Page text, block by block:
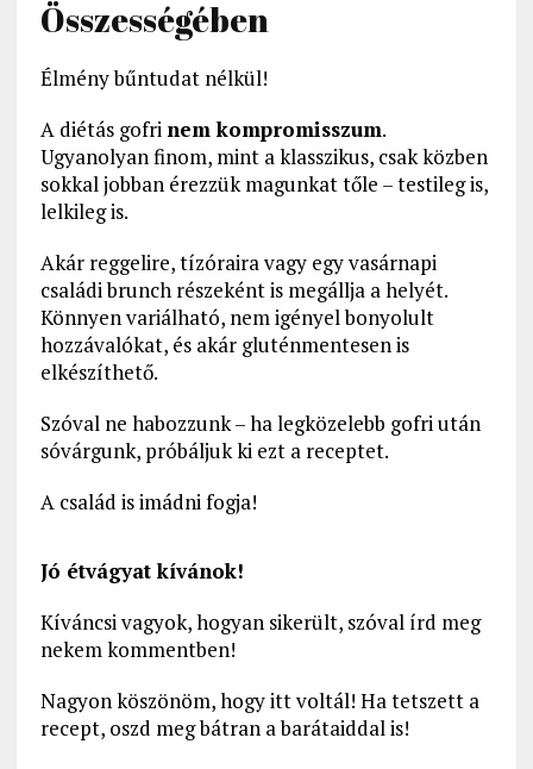
Összességében
Élmény bűntudat nélkül!
A diétás gofri nem kompromisszum.
Ugyanolyan finom, mint a klasszikus, csak közben
sokkal jobban érezzük magunkat tőle – testileg is,
lelkileg is.
Akár reggelire, tízóraira vagy egy vasárnapi
családi brunch részeként is megállja a helyét.
Könnyen variálható, nem igényel bonyolult
hozzávalókat, és akár gluténmentesen is
elkészíthető.
Szóval ne habozzunk – ha legközelebb gofri után
sóvárgunk, próbáljuk ki ezt a receptet.
A család is imádni fogja!
Jó étvágyat kívánok!
Kíváncsi vagyok, hogyan sikerült, szóval írd meg
nekem kommentben!
Nagyon köszönöm, hogy itt voltál! Ha tetszett a
recept, oszd meg bátran a barátaiddal is!